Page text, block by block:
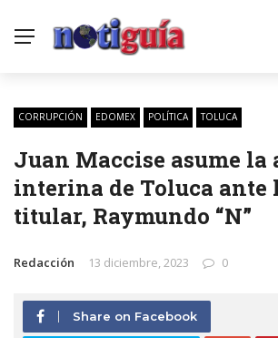
CORRUPCIÓN EDOMEX POLÍTICA TOLUCA
Juan Maccise asume la
interina de Toluca ante
titular, Raymundo “N”
Redacción 13 diciembre, 2023 0
Share on Facebook